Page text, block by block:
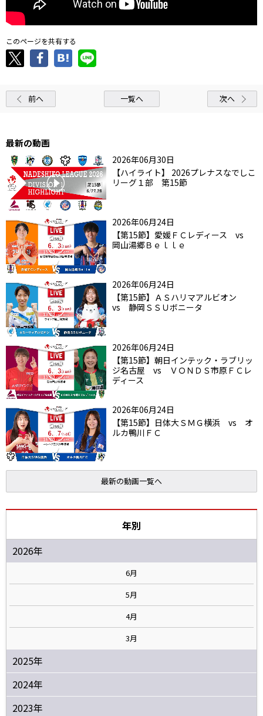
このページを共有する
前へ 一覧へ 次へ
最新の動画
2026年06月30日
【ハイライト】 2026プレナスなでしこ
リーグ１部 第15節
2026年06月24日
【第15節】愛媛ＦＣレディース vs
岡山湯郷Ｂｅｌｌｅ
2026年06月24日
【第15節】ＡＳハリマアルビオン
vs 静岡ＳＳＵボニータ
2026年06月24日
【第15節】朝日インテック・ラブリッ
ジ名古屋 vs ＶＯＮＤＳ市原ＦＣレ
ディース
2026年06月24日
【第15節】日体大ＳＭＧ横浜 vs オ
ルカ鴨川ＦＣ
最新の動画一覧へ
年別
2026年
6月
5月
4月
3月
2025年
2024年
2023年